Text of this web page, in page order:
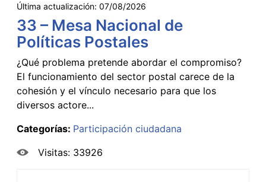
Última actualización: 07/08/2026
33 – Mesa Nacional de
Políticas Postales
¿Qué problema pretende abordar el compromiso?
El funcionamiento del sector postal carece de la
cohesión y el vínculo necesario para que los
diversos actore...
Categorías: Participación ciudadana
Visitas: 33926